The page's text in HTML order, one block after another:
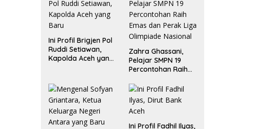
Ini Profil Brigjen Pol
Ruddi Setiawan,
Kapolda Aceh yang
Zahra Ghassani,
Pelajar SMPN 19
Percontohan Raih
Liga Olimpiade
Nasional
Ini Profil Fadhil Ilyas,